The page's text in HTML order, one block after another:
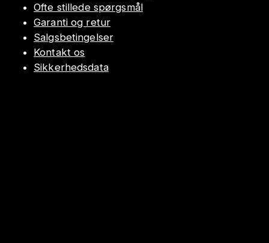
Ofte stillede spørgsmål
Garanti og retur
Salgsbetingelser
Kontakt os
Sikkerhedsdata